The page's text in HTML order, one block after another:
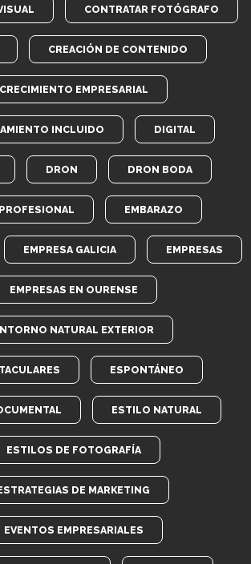
CONTRATAR FOTÓGRAFO
CREACIÓN DE CONTENIDO
CRECIMIENTO EMPRESARIAL
INCLUIDO DIGITAL
DRON DRON BODA
EMBARAZO
EMPRESA GALICIA EMPRESAS
EMPRESAS EN OURENSE
NATURAL EXTERIOR
ESPONTÁNEO
ESTILO NATURAL
ESTILOS DE FOTOGRAFÍA
DE MARKETING
EVENTOS EMPRESARIALES